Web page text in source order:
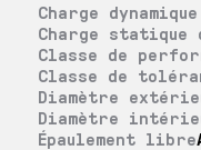
Charge
Charge statique
Classe de
Classe de
Diamètre
Diamètre
Épaulement libre